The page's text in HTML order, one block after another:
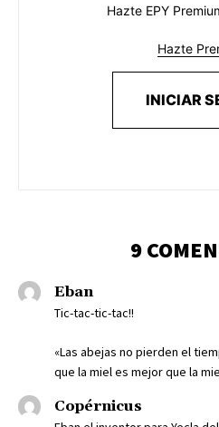
Hazte EPY
Hazte
INICIAR
9
Eban
Tic-tac-tic-tac!!
«Las abejas no pierden el
que la miel es mejor que la
Copérnicus